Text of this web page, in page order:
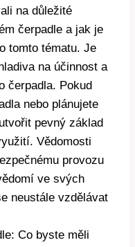
na důležité
čerpadle a jak je
tomto tématu. Je
na účinnost a
čerpadla. Pokud
nebo plánujete
pevný základ
Vědomosti
provozu
ve svých
neustále vzdělávat